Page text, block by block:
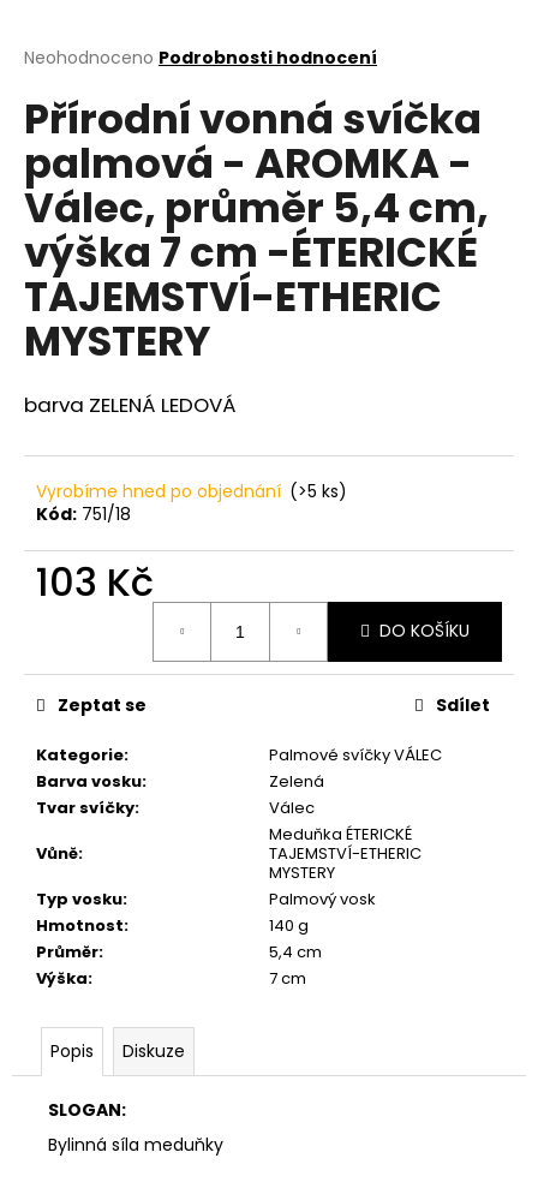
Průměrné
produktu
je
5
hvězdiček.
Neohodnoceno Podrobnosti hodnocení
Přírodní vonná svíčka
palmová - AROMKA -
Válec, průměr 5,4 cm,
výška 7 cm -ÉTERICKÉ
TAJEMSTVÍ-ETHERIC
MYSTERY
barva ZELENÁ LEDOVÁ
Vyrobíme hned po objednání (>5 ks)
Kód: 751/18
103 Kč
DO KOŠÍKU
Kategorie:
Palmové svíčky VÁLEC
Barva vosku:
Zelená
Tvar svíčky:
Válec
Vůně:
Meduňka ÉTERICKÉ
TAJEMSTVÍ-ETHERIC
MYSTERY
Typ vosku:
Palmový vosk
Hmotnost:
140 g
Průměr:
5,4 cm
Výška: 7 cm
Zeptat se Sdílet
Popis Diskuze
SLOGAN:
Bylinná síla meduňky
j
t
?
HLEDAT
o
o
u
č
u
e
PŘÍRODNÍ
VONNÁ
SVÍČKA
SÓJOVÁ
AROMKA
RECYKLOVANÉ
SKLO,
250
ML
MEDUŇKA
257